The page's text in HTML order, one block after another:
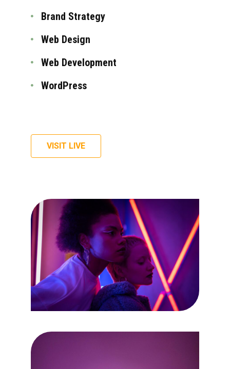
Brand Strategy
Web Design
Web Development
WordPress
VISIT LIVE